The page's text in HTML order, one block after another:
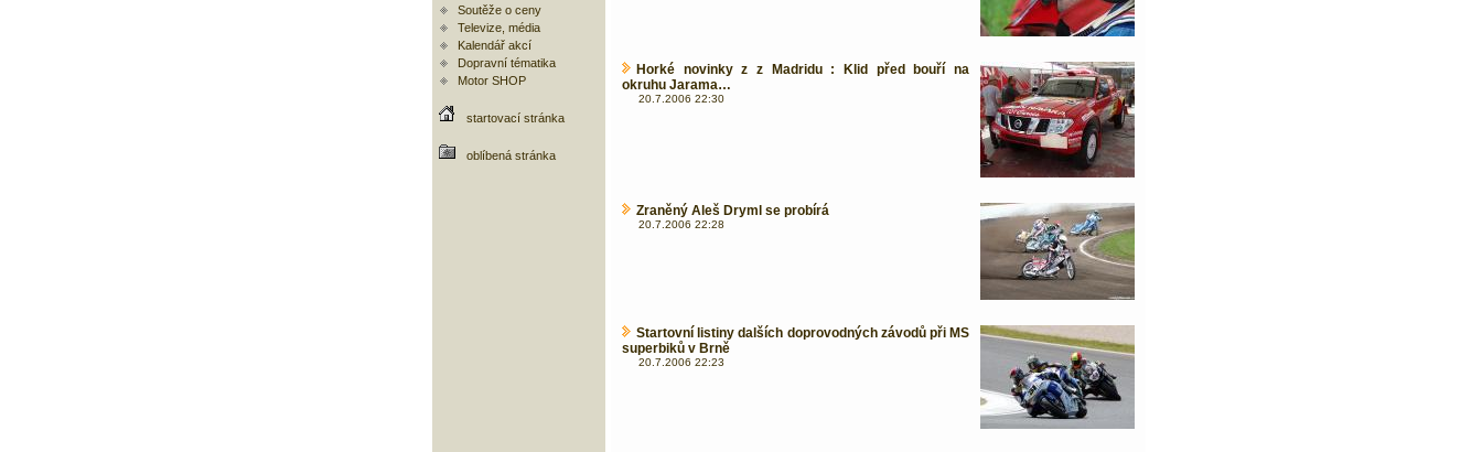
Soutěže o ceny
Televize, média
Kalendář akcí
Dopravní tématika
Motor SHOP
startovací stránka
oblíbená stránka
Horké novinky z z Madridu : Klid před bouří na
okruhu Jarama…
20.7.2006 22:30
Zraněný Aleš Dryml se probírá
20.7.2006 22:28
Startovní listiny dalších doprovodných závodů při MS
superbiků v Brně
20.7.2006 22:23